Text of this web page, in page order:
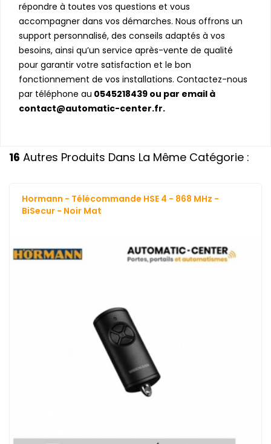
répondre à toutes vos questions et vous
accompagner dans vos démarches. Nous offrons un
support personnalisé, des conseils adaptés à vos
besoins, ainsi qu’un service après-vente de qualité
pour garantir votre satisfaction et le bon
fonctionnement de vos installations. Contactez-nous
par téléphone au 0545218439 ou par email à
contact@automatic-center.fr.
16 Autres Produits Dans La Même Catégorie :
Hormann - Télécommande HSE 4 - 868 MHz -
BiSecur - Noir Mat